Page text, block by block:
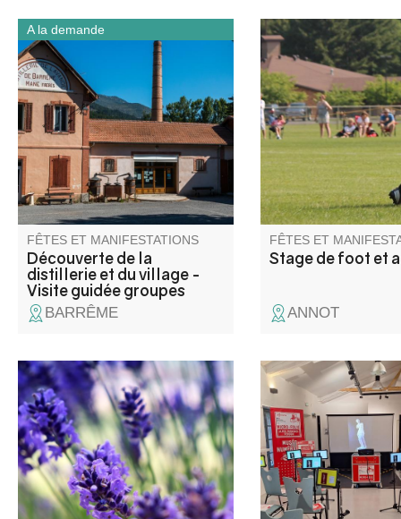
Une journée complète
associant patrimoine industriel,
médiation culturelle et
découverte du territoire.
FÊTES ET MANIFESTATIONS
Découverte de la
distillerie et du village -
Visite guidée groupes
A la demande
BARRÊME
Stage de football et
pour les enfants de
villages voisins. Avec
éducateur diplômé
initiation au football
plaisir, respect et
d'équipe.
FÊTES ET
Stage de foot et
ANNOT
L’association « Alambics » vous
propose une démonstration de
distillation de lavande fine dans
les alambics à vapeur au cœur
du jardin du musée
intercommunal de la Distillerie.
La Micro-Folie
Provence Verdon
Saint-Pierre ! La
c'est un musée
espace de réalité
fablab et une
programmation riche